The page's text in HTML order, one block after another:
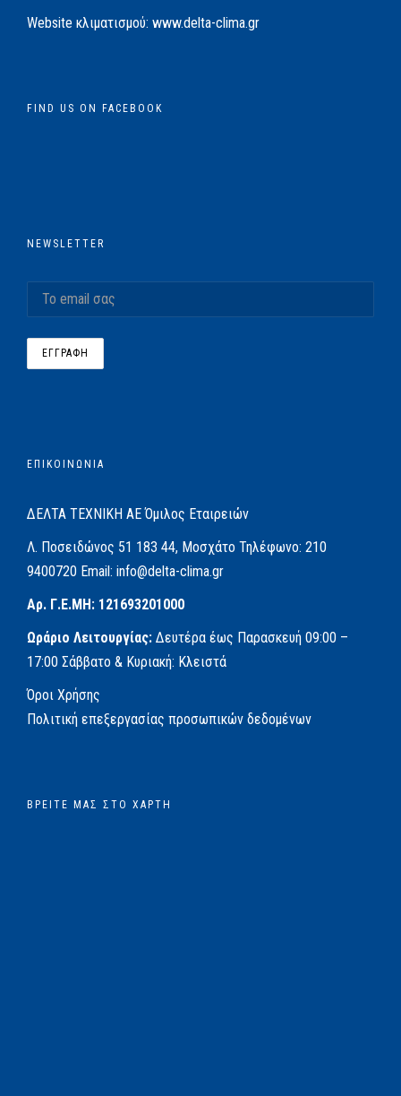
Website κλιματισμού: www.delta-clima.gr
FIND US ON FACEBOOK
NEWSLETTER
ΕΠΙΚΟΙΝΩΝΙΑ
ΔΕΛΤΑ ΤΕΧΝΙΚΗ ΑΕΌμιλος Εταιρειών
Λ. Ποσειδώνος 51 183 44, Μοσχάτο Τηλέφωνο: 210
9400720 Email: info@delta-clima.gr
Αρ. Γ.Ε.ΜΗ: 121693201000
Ωράριο Λειτουργίας: Δευτέρα έως Παρασκευή 09:00 –
17:00 Σάββατο & Κυριακή: Κλειστά
Όροι Χρήσης
Πολιτική επεξεργασίας προσωπικών δεδομένων
ΒΡΕΊΤΕ ΜΑΣ ΣΤΟ ΧΆΡΤΗ